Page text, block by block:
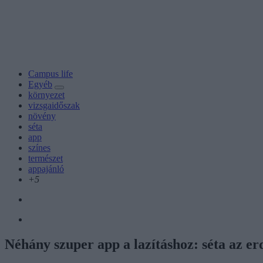
Campus life
Egyéb
környezet
vizsgaidőszak
növény
séta
app
színes
természet
appajánló
+5
Néhány szuper app a lazításhoz: séta az